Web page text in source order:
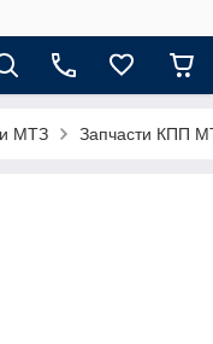
МТЗ Запчасти КПП